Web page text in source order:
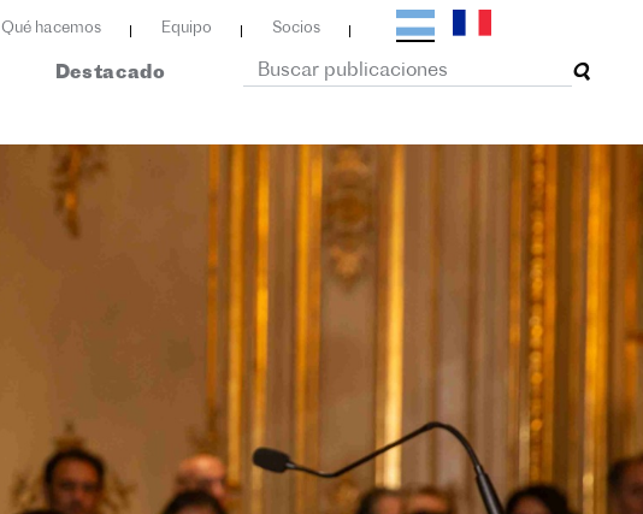
Qué hacemos Equipo Socios
Destacado